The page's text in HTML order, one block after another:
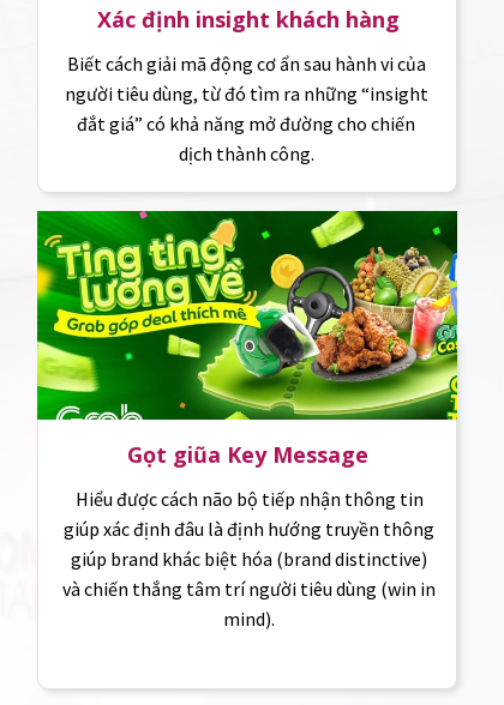
Biết cách giải mã động cơ ẩn sau hành vi của
người tiêu dùng, từ đó tìm ra những “insight
đắt giá” có khả năng mở đường cho chiến
dịch thành công.
Xác định insight khách hàng
Hiểu được cách não bộ tiếp nhận thông tin
giúp xác định đâu là định hướng truyền thông
giúp brand khác biệt hóa (brand distinctive)
và chiến thắng tâm trí người tiêu dùng (win in
mind).
Gọt giũa Key Message